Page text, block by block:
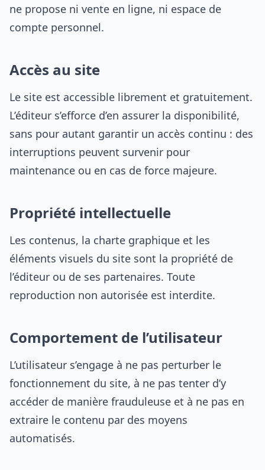
ne propose ni vente en ligne, ni espace de
compte personnel.
Accès au site
Le site est accessible librement et gratuitement.
L’éditeur s’efforce d’en assurer la disponibilité,
sans pour autant garantir un accès continu : des
interruptions peuvent survenir pour
maintenance ou en cas de force majeure.
Propriété intellectuelle
Les contenus, la charte graphique et les
éléments visuels du site sont la propriété de
l’éditeur ou de ses partenaires. Toute
reproduction non autorisée est interdite.
Comportement de l’utilisateur
L’utilisateur s’engage à ne pas perturber le
fonctionnement du site, à ne pas tenter d’y
accéder de manière frauduleuse et à ne pas en
extraire le contenu par des moyens
automatisés.